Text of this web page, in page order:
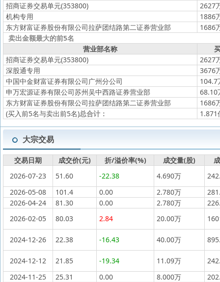
招商证券交易单元(353800)
2627
机构专用
1886
东方财富证券股份有限公司拉萨团结路第二证券营业部
1686
卖出金额最大的前5名
营业部名称
招商证券交易单元(353800)
2627
深股通专用
3676
中国中金财富证券有限公司广州分公司
104.7
申万宏源证券有限公司苏州吴中西路证券营业部
68.10
东方财富证券股份有限公司拉萨团结路第二证券营业部
1686
(买入前5名与卖出前5名)总合计： 1.871
大宗交易
交易日期 成交价(元) 折/溢价率(%) 成交量(股)
2026-07-23
51.60 -22.38 4.690万
2026-05-08
101.4 0.00 2.780万
2026-04-24
81.30 0.00 2.780万
2026-02-05
80.03 2.84 20.00万
2024-12-26 22.38 -16.43 40.00万
2024-12-12 21.85 -19.34 11.09万
2024-11-25
25.31 0.00 8.000万